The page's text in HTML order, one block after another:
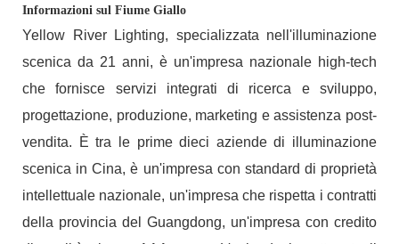
Informazioni sul Fiume Giallo
Yellow River Lighting, specializzata nell'illuminazione
scenica da 21 anni, è un'impresa nazionale high-tech
che fornisce servizi integrati di ricerca e sviluppo,
progettazione, produzione, marketing e assistenza post-
vendita. È tra le prime dieci aziende di illuminazione
scenica in Cina, è un'impresa con standard di proprietà
intellettuale nazionale, un'impresa che rispetta i contratti
della provincia del Guangdong, un'impresa con credito